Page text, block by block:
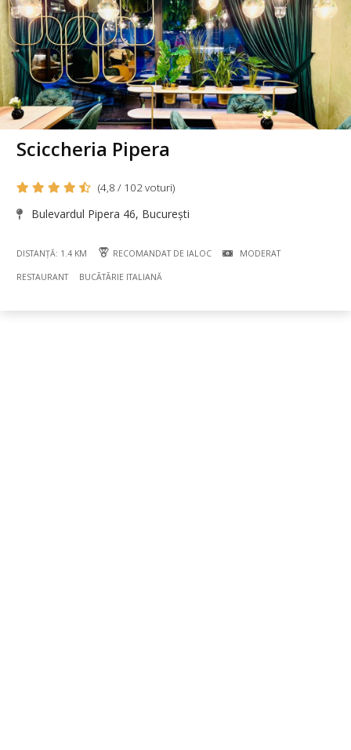
Sciccheria Pipera
(4,8 / 102 voturi)
Bulevardul Pipera 46, București
DISTANȚĂ: 1.4 KM RECOMANDAT DE IALOC MODERAT
RESTAURANT BUCÃTÃRIE ITALIANĂ